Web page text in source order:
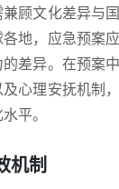
顾文化差异与
地，应急预案
差异。在预案
心理安抚机制
平。
机制